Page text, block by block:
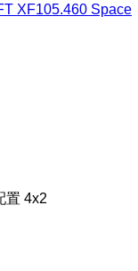
XF105.460 Space
置 4x2